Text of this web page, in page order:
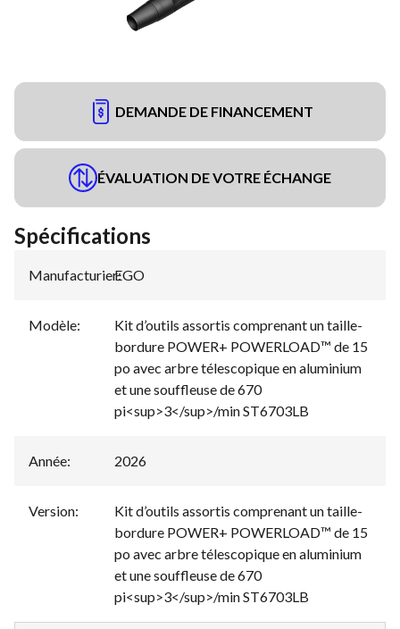
DEMANDE DE FINANCEMENT
ÉVALUATION DE VOTRE ÉCHANGE
Spécifications
Manufacturier:
EGO
Modèle:
Kit d’outils assortis comprenant un taille-
bordure POWER+ POWERLOAD™ de 15
po avec arbre télescopique en aluminium
et une souffleuse de 670
pi<sup>3</sup>/min ST6703LB
Année: 2026
Version:
Kit d’outils assortis comprenant un taille-
bordure POWER+ POWERLOAD™ de 15
po avec arbre télescopique en aluminium
et une souffleuse de 670
pi<sup>3</sup>/min ST6703LB